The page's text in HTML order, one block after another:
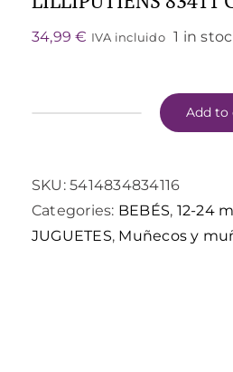
34,99€ IVA incluido 1 in
LILLIPUTIENS
Add to
SKU:5414834834116
Categories: BEBÉS, 12-24
JUGUETES, Muñecos y